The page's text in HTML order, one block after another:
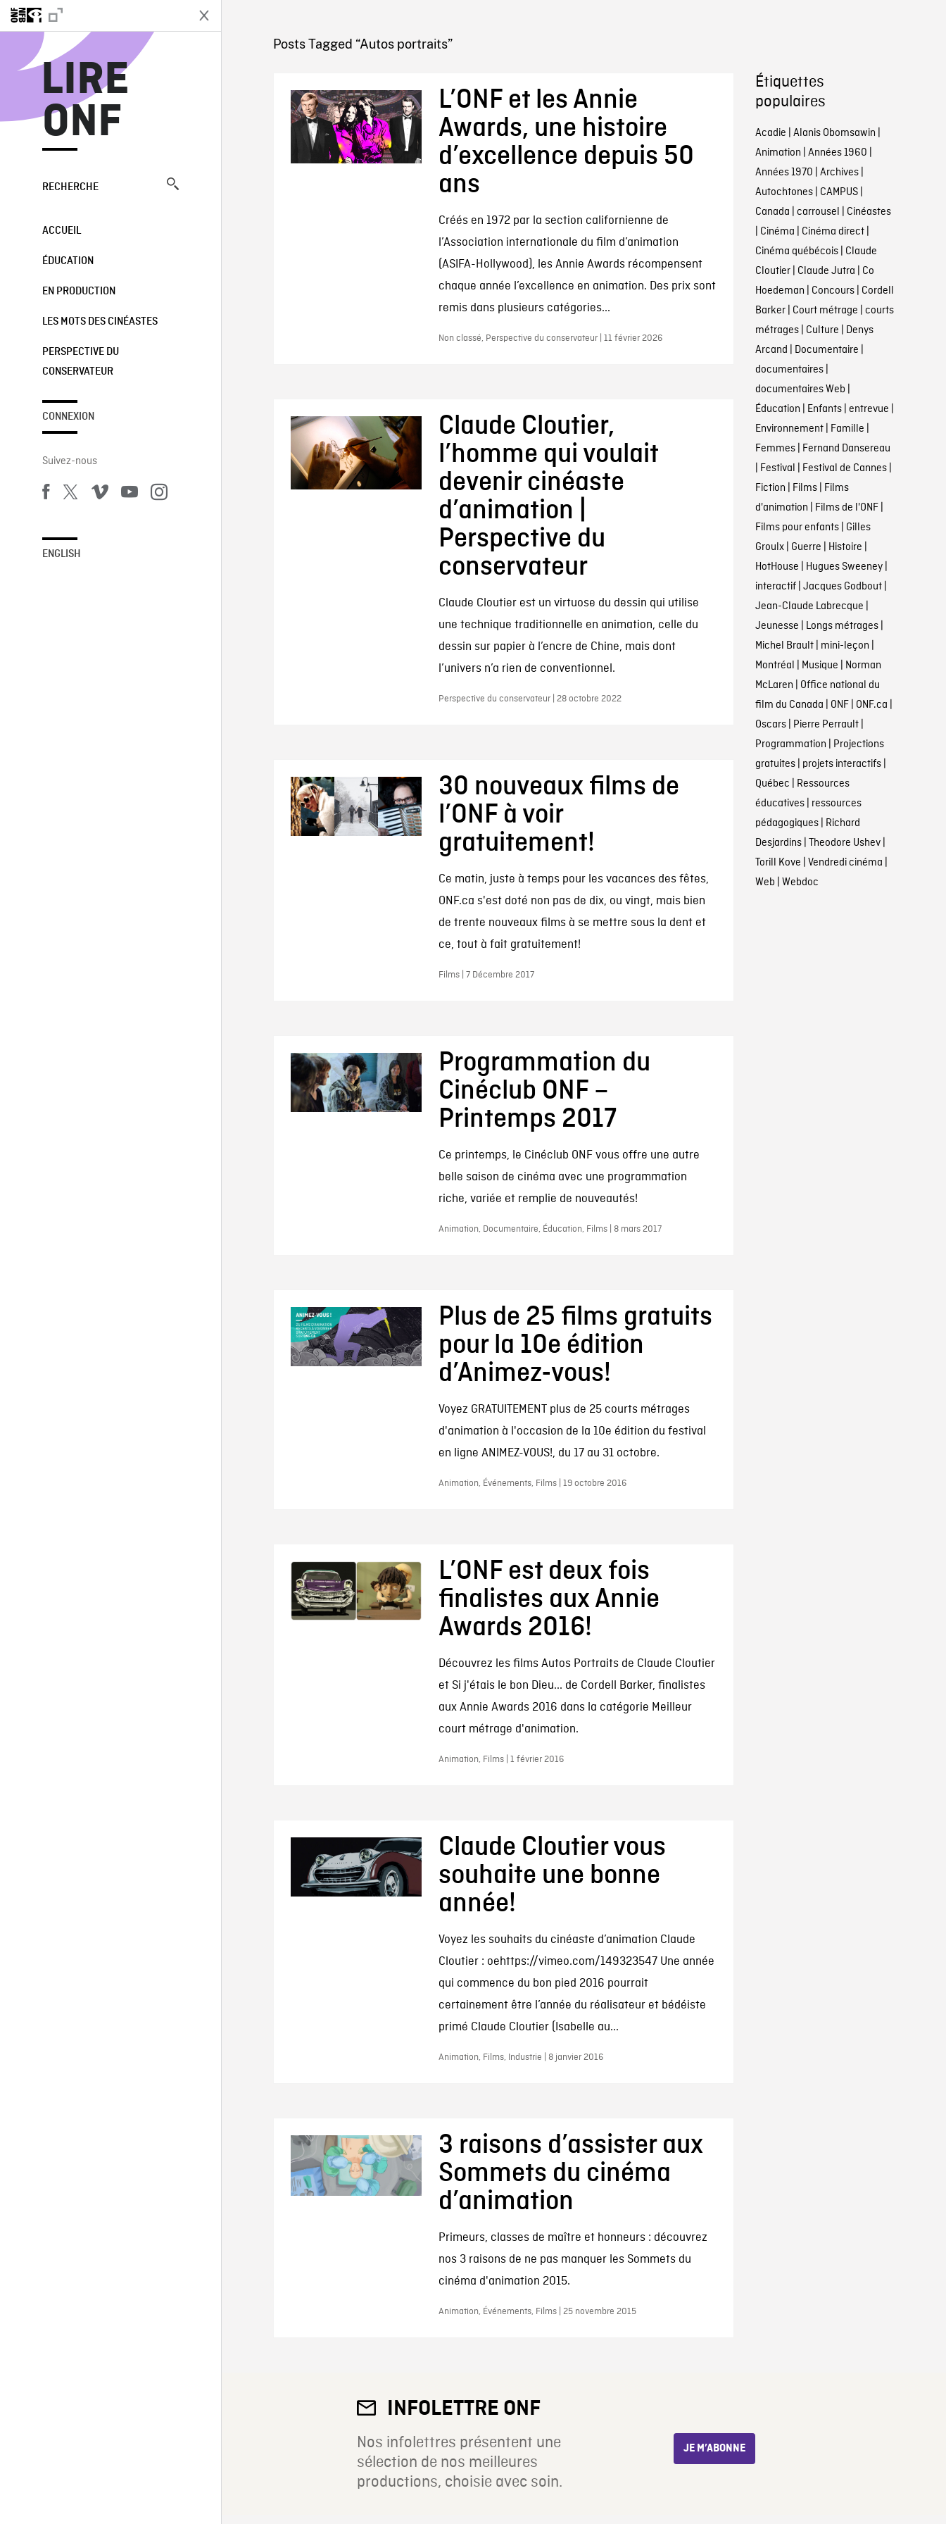
LIRE
ONF
RECHERCHE
ACCUEIL
ÉDUCATION
EN PRODUCTION
LES MOTS DES CINÉASTES
PERSPECTIVE DU
CONSERVATEUR
CONNEXION
Suivez-nous
ENGLISH
LIRE ONF
Posts Tagged “Autos portraits”
L’ONF et les Annie
Awards, une histoire
d’excellence depuis 50
ans
Créés en 1972 par la section californienne de
l’Association internationale du film d’animation
(ASIFA-Hollywood), les Annie Awards récompensent
chaque année l’excellence en animation. Des prix sont
remis dans plusieurs catégories...
Non classé, Perspective du conservateur | 11 février 2026
Claude Cloutier,
l’homme qui voulait
devenir cinéaste
d’animation |
Perspective du
conservateur
Claude Cloutier est un virtuose du dessin qui utilise
une technique traditionnelle en animation, celle du
dessin sur papier à l’encre de Chine, mais dont
l’univers n’a rien de conventionnel.
Perspective du conservateur | 28 octobre 2022
30 nouveaux films de
l’ONF à voir
gratuitement!
Ce matin, juste à temps pour les vacances des fêtes,
ONF.ca s'est doté non pas de dix, ou vingt, mais bien
de trente nouveaux films à se mettre sous la dent et
ce, tout à fait gratuitement!
Films | 7 Décembre 2017
Programmation du
Cinéclub ONF –
Printemps 2017
Ce printemps, le Cinéclub ONF vous offre une autre
belle saison de cinéma avec une programmation
riche, variée et remplie de nouveautés!
Animation, Documentaire, Éducation, Films | 8 mars 2017
Plus de 25 films gratuits
pour la 10e édition
d’Animez-vous!
Voyez GRATUITEMENT plus de 25 courts métrages
d'animation à l'occasion de la 10e édition du festival
en ligne ANIMEZ-VOUS!, du 17 au 31 octobre.
Animation, Événements, Films | 19 octobre 2016
L’ONF est deux fois
finalistes aux Annie
Awards 2016!
Découvrez les films Autos Portraits de Claude Cloutier
et Si j'étais le bon Dieu... de Cordell Barker, finalistes
aux Annie Awards 2016 dans la catégorie Meilleur
court métrage d'animation.
Animation, Films | 1 février 2016
Claude Cloutier vous
souhaite une bonne
année!
Voyez les souhaits du cinéaste d’animation Claude
Cloutier : oehttps://vimeo.com/149323547 Une année
qui commence du bon pied 2016 pourrait
certainement être l’année du réalisateur et bédéiste
primé Claude Cloutier (Isabelle au...
Animation, Films, Industrie | 8 janvier 2016
3 raisons d’assister aux
Sommets du cinéma
d’animation
Primeurs, classes de maître et honneurs : découvrez
nos 3 raisons de ne pas manquer les Sommets du
cinéma d'animation 2015.
Animation, Événements, Films | 25 novembre 2015
Étiquettes
populaires
Acadie | Alanis Obomsawin |
Animation | Années 1960 |
Années 1970 | Archives|
Autochtones| CAMPUS|
Canada | carrousel | Cinéastes
| Cinéma | Cinéma direct|
Cinéma québécois| Claude
Cloutier| Claude Jutra | Co
Hoedeman | Concours| Cordell
Barker| Court métrage | courts
métrages| Culture | Denys
Arcand | Documentaire |
documentaires|
documentaires Web |
Éducation | Enfants| entrevue |
Environnement| Famille |
Femmes| Fernand Dansereau
| Festival | Festival de Cannes|
Fiction | Films| Films
d'animation | Films de l'ONF|
Films pour enfants| Gilles
Groulx| Guerre | Histoire |
HotHouse | Hugues Sweeney|
interactif| Jacques Godbout|
Jean-Claude Labrecque |
Jeunesse | Longs métrages|
Michel Brault| mini-leçon |
Montréal | Musique | Norman
McLaren | Office national du
film du Canada | ONF| ONF.ca |
Oscars| Pierre Perrault|
Programmation | Projections
gratuites| projets interactifs|
Québec | Ressources
éducatives| ressources
pédagogiques| Richard
Desjardins| Theodore Ushev|
Torill Kove | Vendredi cinéma |
Web | Webdoc
INFOLETTRE ONF
Nos infolettres présentent une
sélection de nos meilleures
productions, choisie avec soin.
JE M’ABONNE